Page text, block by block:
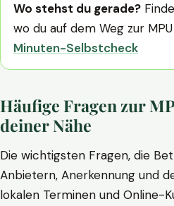
Wo stehst du gerade?
wo du auf dem Weg zur
Minuten-Selbstcheck
Häufige Fragen zur
deiner Nähe
Die wichtigsten Fragen, die
Anbietern, Anerkennung und
lokalen Terminen und Online-